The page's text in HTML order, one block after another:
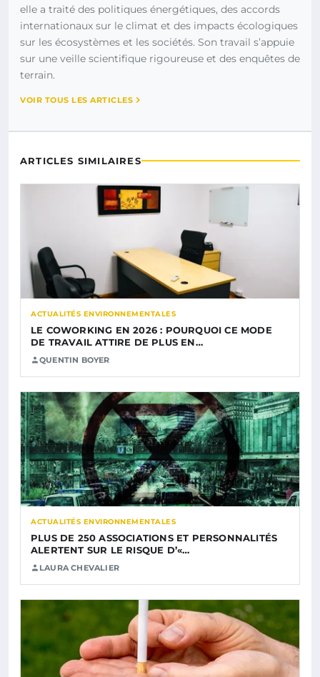
elle a traité des politiques énergétiques, des accords
internationaux sur le climat et des impacts écologiques
sur les écosystèmes et les sociétés. Son travail s’appuie
sur une veille scientifique rigoureuse et des enquêtes de
terrain.
VOIR TOUS LES ARTICLES
ARTICLES SIMILAIRES
ACTUALITÉS ENVIRONNEMENTALES
LE COWORKING EN 2026 : POURQUOI CE MODE
DE TRAVAIL ATTIRE DE PLUS EN…
QUENTIN BOYER
ACTUALITÉS ENVIRONNEMENTALES
PLUS DE 250 ASSOCIATIONS ET PERSONNALITÉS
ALERTENT SUR LE RISQUE D’«…
LAURA CHEVALIER